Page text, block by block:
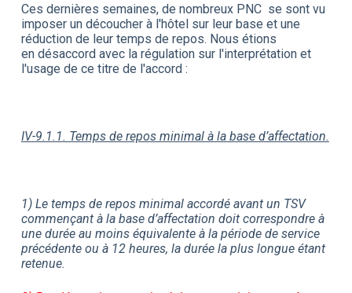
Ces dernières semaines, de nombreux PNC se sont vu
imposer un découcher à l'hôtel sur leur base et une
réduction de leur temps de repos. Nous étions
en désaccord avec la régulation sur l'interprétation et
l'usage de ce titre de l'accord :
IV-9.1.1. Temps de repos minimal à la base d’affectation.
1) Le temps de repos minimal accordé avant un TSV
commençant à la base d’affectation doit correspondre à
une durée au moins équivalente à la période de service
précédente ou à 12 heures, la durée la plus longue étant
retenue.